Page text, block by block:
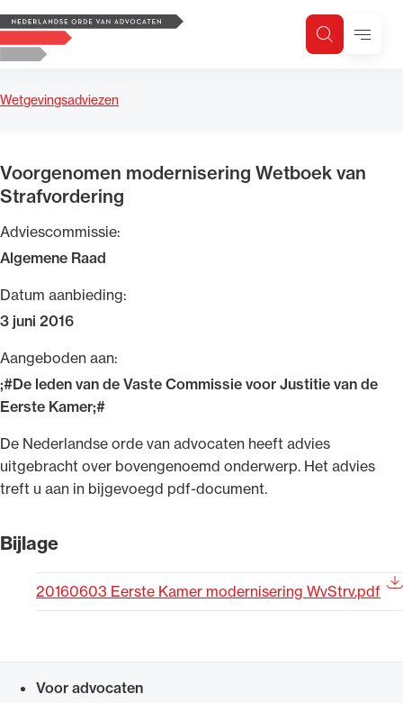
Logo, to the homepage
ZoekenMenu
Wetgevingsadviezen
Voorgenomen modernisering Wetboek van
Strafvordering
Adviescommissie:
Algemene Raad
Datum aanbieding:
3 juni 2016
Aangeboden aan:
;#De leden van de Vaste Commissie voor Justitie van de
Eerste Kamer;#
​De Nederlandse orde van advocaten heeft advies
uitgebracht over bovengenoemd onderwerp. Het advies
treft u aan in bijgevoegd pdf-document.
Bijlage
20160603 Eerste Kamer modernisering WvStrv.pdf
Voor advocaten
Zoeken
Zoek op trefwoord
Uitgelicht
de advocatuur (Voda) en de Regeling op de